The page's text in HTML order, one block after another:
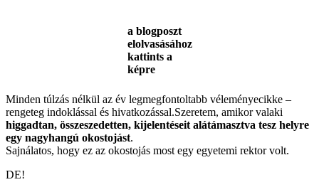
a blogposzt
elolvasásához
kattints a
képre
Minden túlzás nélkül az év legmegfontoltabb véleményecikke –
rengeteg indoklással és hivatkozással.Szeretem, amikor valaki
higgadtan, összeszedetten, kijelentéseit alátámasztva tesz helyre
egy nagyhangú okostojást.
Sajnálatos, hogy ez az okostojás most egy egyetemi rektor volt.
DE!